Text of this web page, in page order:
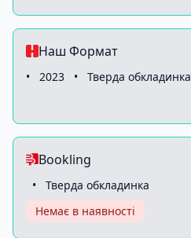
Наш Формат
• 2023 • Тверда обкладинка
Bookling
•
Тверда обкладинка
Немає в наявності